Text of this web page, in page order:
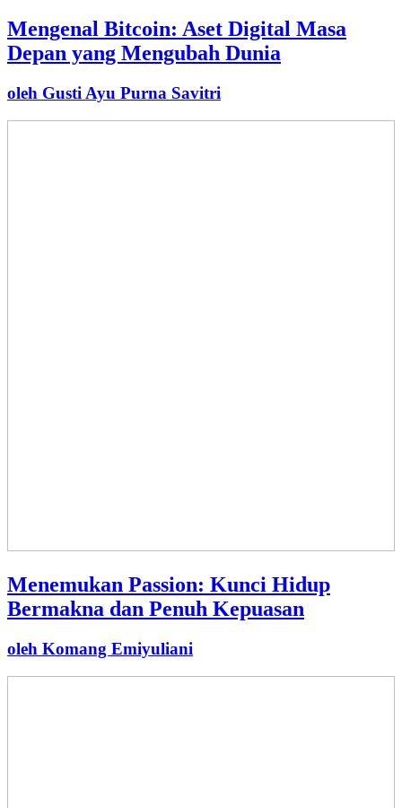
Mengenal Bitcoin: Aset Digital Masa
Depan yang Mengubah Dunia
oleh Gusti Ayu Purna Savitri
Menemukan Passion: Kunci Hidup
Bermakna dan Penuh Kepuasan
oleh Komang Emiyuliani